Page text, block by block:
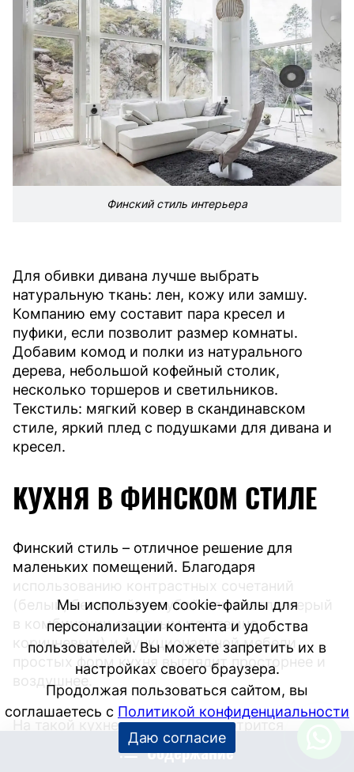
Финский стиль интерьера
Для обивки дивана лучше выбрать
натуральную ткань: лен, кожу или замшу.
Компанию ему составит пара кресел и
пуфики, если позволит размер комнаты.
Добавим комод и полки из натурального
дерева, небольшой кофейный столик,
несколько торшеров и светильников.
Текстиль: мягкий ковер в скандинавском
стиле, яркий плед с подушками для дивана и
кресел.
КУХНЯ В ФИНСКОМ СТИЛЕ
Финский стиль – отличное решение для
маленьких помещений. Благодаря
использованию контрастных сочетаний
(белый, бежевый, голубой или светло-серый
в комбинации с черным или темно-
коричневым) и функциональной мебели
простых форм кухня выглядит просторнее и
воздушнее.
На такой кухне гармонично смотрится
деревянная мебель с металлическими или
стеклянными элементами. Кухонный фартук,
Содержание
Мы используем cookie-файлы для
персонализации контента и удобства
пользователей. Вы можете запретить их в
настройках своего браузера.
Продолжая пользоваться сайтом, вы
соглашаетесь с Политикой конфиденциальности
Даю согласие